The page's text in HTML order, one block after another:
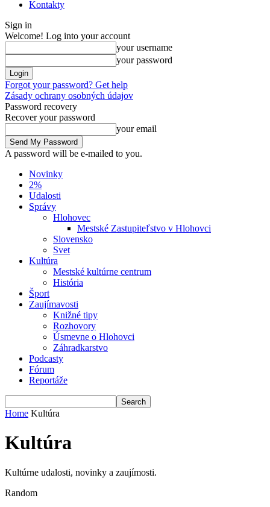
Kontakty
Sign in
Welcome! Log into your account
your username
your password
Forgot your password? Get help
Zásady ochrany osobných údajov
Password recovery
Recover your password
your email
A password will be e-mailed to you.
Novinky
2%
Udalosti
Správy
Hlohovec
Mestské Zastupiteľstvo v Hlohovci
Slovensko
Svet
Kultúra
Mestské kultúrne centrum
História
Šport
Zaujímavosti
Knižné tipy
Rozhovory
Úsmevne o Hlohovci
Záhradkarstvo
Podcasty
Fórum
Reportáže
Home Kultúra
Kultúra
Kultúrne udalosti, novinky a zaujímosti.
Random